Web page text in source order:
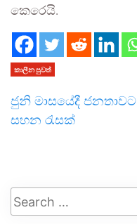
කෙරෙයි.
කාලීන පුවත්
ජුනි මාසයේදී ජනතාවට
සහන රැසක්